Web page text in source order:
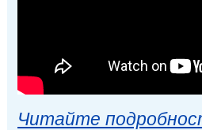
Читайте